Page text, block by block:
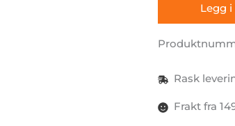
side
bak,
Vito
2015)
Legg
Rask
Frakt fra